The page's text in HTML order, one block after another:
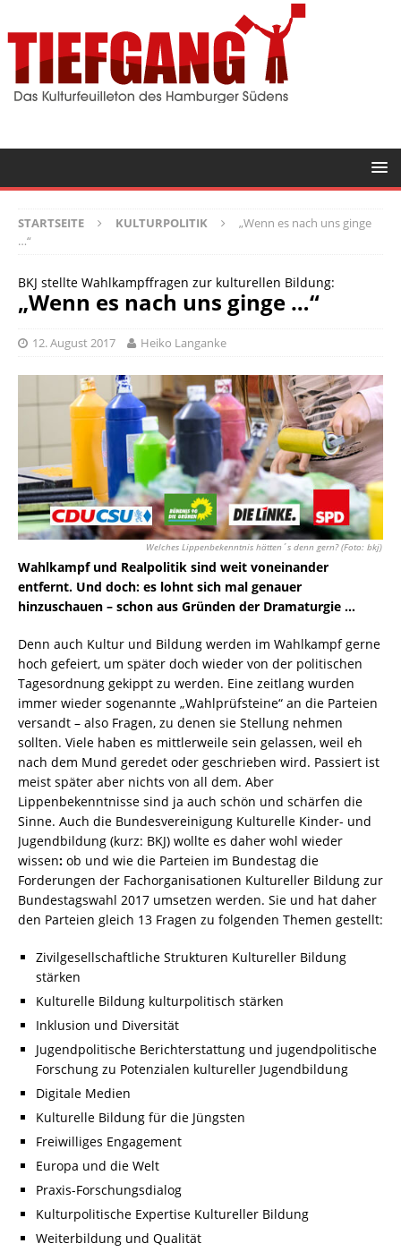
STARTSEITE KULTURPOLITIK
„Wenn es nach uns ginge
…“
BKJ stellte Wahlkampffragen zur kulturellen Bildung:
„Wenn es nach uns ginge …“
12. August 2017 Heiko Langanke
Welches Lippenbekenntnis hätten´s denn gern? (Foto: bkj)
Wahlkampf und Realpolitik sind weit voneinander
entfernt. Und doch: es lohnt sich mal genauer
hinzuschauen – schon aus Gründen der Dramaturgie …
Denn auch Kultur und Bildung werden im Wahlkampf gerne
hoch gefeiert, um später doch wieder von der politischen
Tagesordnung gekippt zu werden. Eine zeitlang wurden
immer wieder sogenannte „Wahlprüfsteine“ an die Parteien
versandt – also Fragen, zu denen sie Stellung nehmen
sollten. Viele haben es mittlerweile sein gelassen, weil eh
nach dem Mund geredet oder geschrieben wird. Passiert ist
meist später aber nichts von all dem. Aber
Lippenbekenntnisse sind ja auch schön und schärfen die
Sinne. Auch die Bundesvereinigung Kulturelle Kinder- und
Jugendbildung (kurz: BKJ) wollte es daher wohl wieder
wissen: ob und wie die Parteien im Bundestag die
Forderungen der Fachorganisationen Kultureller Bildung zur
Bundestagswahl 2017 umsetzen werden. Sie und hat daher
den Parteien gleich 13 Fragen zu folgenden Themen gestellt:
Zivilgesellschaftliche Strukturen Kultureller Bildung
stärken
Kulturelle Bildung kulturpolitisch stärken
Inklusion und Diversität
Jugendpolitische Berichterstattung und jugendpolitische
Forschung zu Potenzialen kultureller Jugendbildung
Digitale Medien
Kulturelle Bildung für die Jüngsten
Freiwilliges Engagement
Europa und die Welt
Praxis-Forschungsdialog
Kulturpolitische Expertise Kultureller Bildung
Weiterbildung und Qualität